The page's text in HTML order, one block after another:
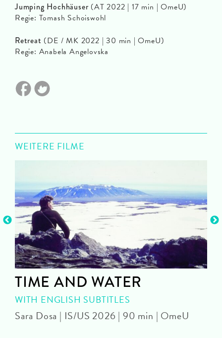
Jumping Hochhäuser(AT 2022 | 17 min | OmeU)
Regie: Tomash Schoiswohl
Retreat (DE / MK 2022 | 30 min | OmeU)
Regie: Anabela Angelovska
WEITERE FILME
TIME AND WATER
WITH ENGLISH SUBTITLES
Sara Dosa | IS/US 2026 | 90 min | OmeU